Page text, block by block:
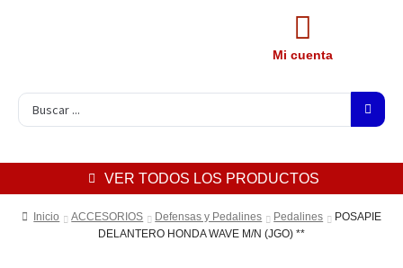
Mi cuenta
VER TODOS LOS PRODUCTOS
Inicio ACCESORIOS Defensas y Pedalines Pedalines
POSAPIE
DELANTERO HONDA WAVE M/N (JGO) **